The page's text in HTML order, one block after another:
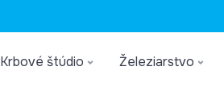
Krbové štúdio Železiarstvo